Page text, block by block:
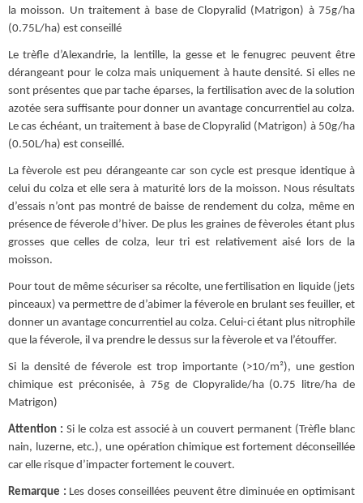
la moisson. Un traitement à base de Clopyralid (Matrigon) à 75g/ha
(0.75L/ha) est conseillé
Le trèfle d’Alexandrie, la lentille, la gesse et le fenugrec peuvent être
dérangeant pour le colza mais uniquement à haute densité. Si elles ne
sont présentes que par tache éparses, la fertilisation avec de la solution
azotée sera suffisante pour donner un avantage concurrentiel au colza.
Le cas échéant, un traitement à base de Clopyralid (Matrigon) à 50g/ha
(0.50L/ha) est conseillé.
La fèverole est peu dérangeante car son cycle est presque identique à
celui du colza et elle sera à maturité lors de la moisson. Nous résultats
d’essais n’ont pas montré de baisse de rendement du colza, même en
présence de féverole d’hiver. De plus les graines de fèveroles étant plus
grosses que celles de colza, leur tri est relativement aisé lors de la
moisson.
Pour tout de même sécuriser sa récolte, une fertilisation en liquide (jets
pinceaux) va permettre de d’abimer la féverole en brulant ses feuiller, et
donner un avantage concurrentiel au colza. Celui-ci étant plus nitrophile
que la féverole, il va prendre le dessus sur la fèverole et va l’étouffer.
Si la densité de féverole est trop importante (>10/m²), une gestion
chimique est préconisée, à 75g de Clopyralide/ha (0.75 litre/ha de
Matrigon)
Attention : Si le colza est associé à un couvert permanent (Trèfle blanc
nain, luzerne, etc.), une opération chimique est fortement déconseillée
car elle risque d’impacter fortement le couvert.
Remarque : Les doses conseillées peuvent être diminuée en optimisant